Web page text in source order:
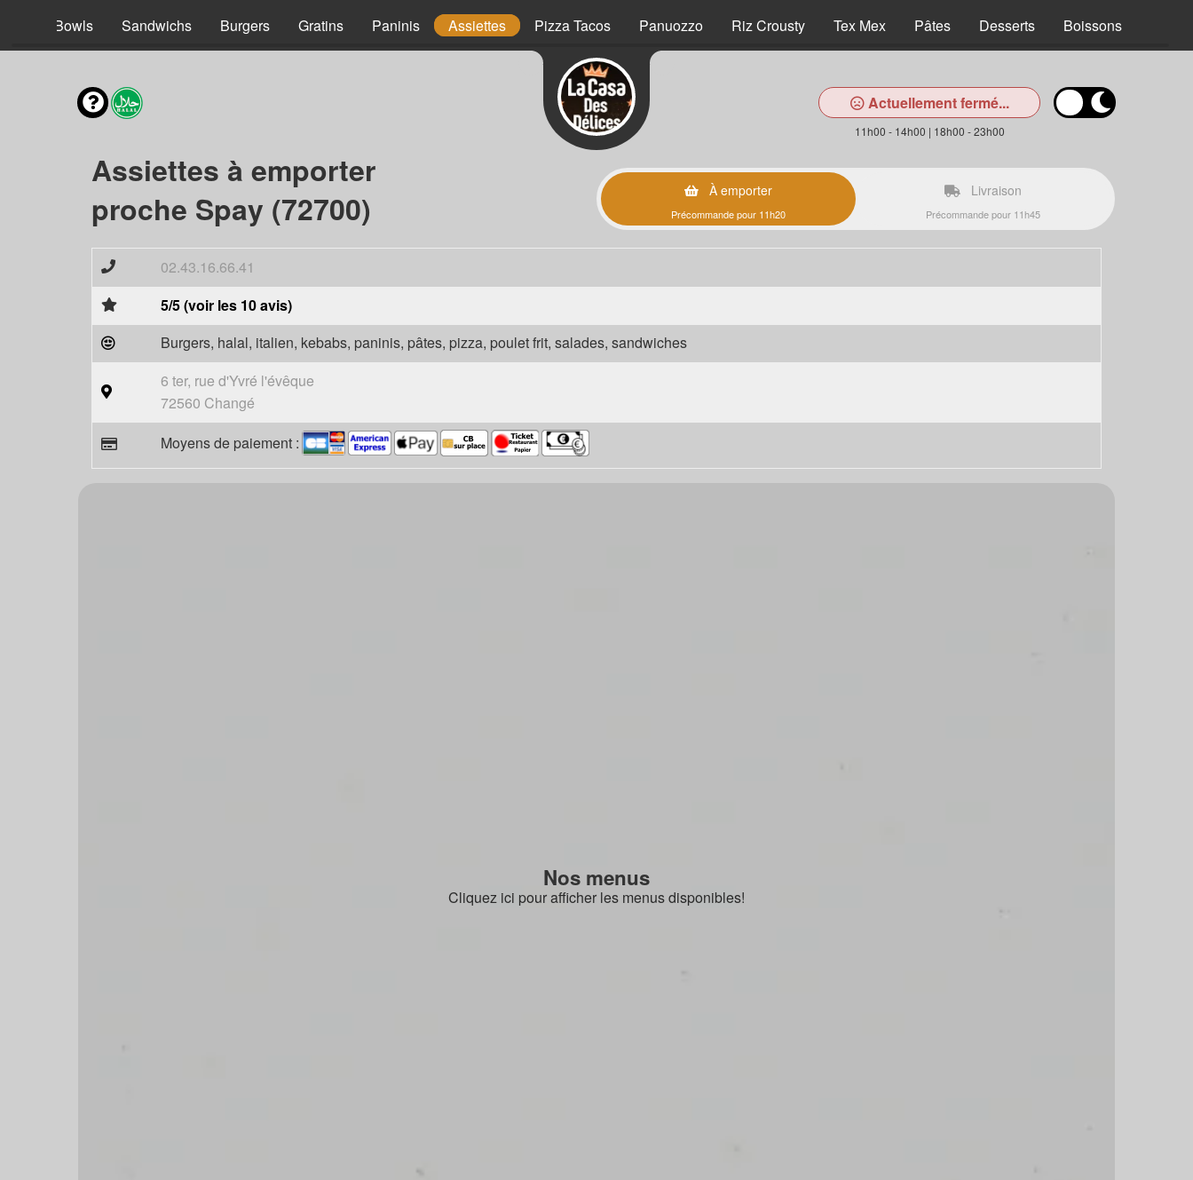
Bowls Sandwichs Burgers Gratins Paninis Assiettes Pizza Tacos Panuozzo Riz Crousty Tex Mex Pâtes Desserts Boissons
Actuellement fermé...
11h00 - 14h00 | 18h00 - 23h00
Assiettes à emporter
proche Spay (72700)
À emporter
Précommande pour 11h20
Livraison
Précommande pour 11h45
02.43.16.66.41
5/5 (voir les 10 avis)
Burgers, halal, italien, kebabs, paninis, pâtes, pizza, poulet frit, salades, sandwiches
6 ter, rue d'Yvré l'évêque
72560 Changé
Moyens de paiement :
Nos menus
Cliquez ici pour afficher les menus disponibles!